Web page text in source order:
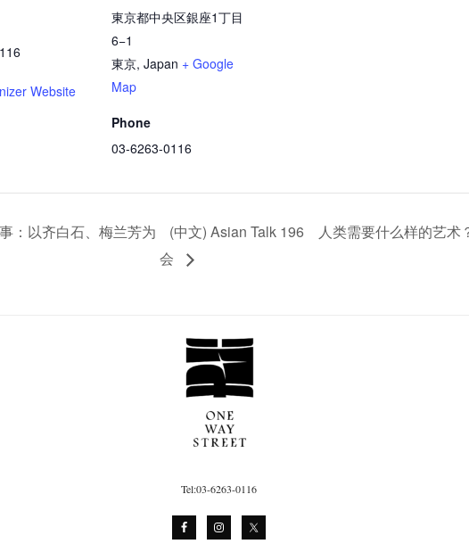
Website
東京都中央区銀座1丁目
6−1
東京, Japan + Google
Map
Phone
03-6263-0116
：以齐白石、梅兰芳为
(中文) Asian Talk 196 人类需要什么样的艺术
会
Tel:03-6263-0116